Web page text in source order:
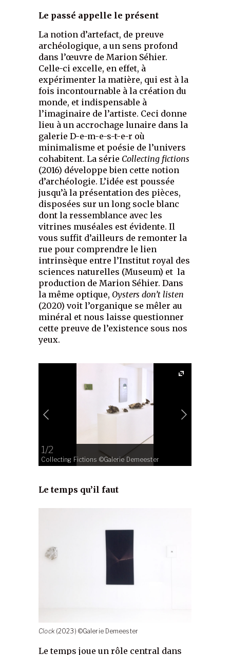
Le passé appelle le présent
La notion d’artefact, de preuve
archéologique, a un sens profond
dans l’œuvre de Marion Séhier.
Celle-ci excelle, en effet, à
expérimenter la matière, qui est à la
fois incontournable à la création du
monde, et indispensable à
l’imaginaire de l’artiste. Ceci donne
lieu à un accrochage lunaire dans la
galerie D-e-m-e-s-t-e-r où
minimalisme et poésie de l’univers
cohabitent. La série Collecting fictions
(2016) développe bien cette notion
d’archéologie. L’idée est poussée
jusqu’à la présentation des pièces,
disposées sur un long socle blanc
dont la ressemblance avec les
vitrines muséales est évidente. Il
vous suffit d’ailleurs de remonter la
rue pour comprendre le lien
intrinsèque entre l’Institut royal des
sciences naturelles (Museum) et la
production de Marion Séhier. Dans
la même optique, Oysters don’t listen
(2020) voit l’organique se mêler au
minéral et nous laisse questionner
cette preuve de l’existence sous nos
yeux.
1/2
Collecting Fictions ©Galerie Demeester
Le temps qu’il faut
Clock(2023) ©Galerie Demeester
Le temps joue un rôle central dans